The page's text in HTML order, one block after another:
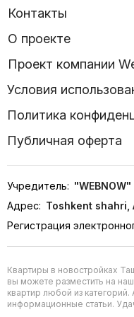
Контакты
О проекте
Проект компании
Условия
Политика
Публичная оферта
Учредитель:
Адрес: Toshkent shahri,
Регистрация
Квартиры в новостройках
вы можете разместить на
квартир любой из
информационные статьи.